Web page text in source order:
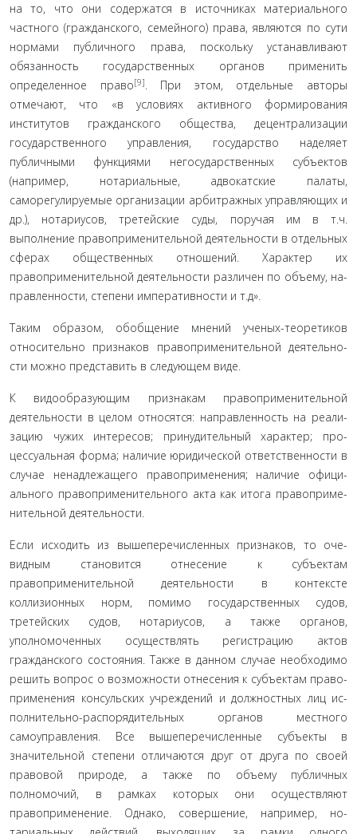
на то, что они содержатся в источниках материального
частного (гражданского, семейного) права, являются по сути
нормами пу­бличного права, поскольку устанавливают
обязанность государ­ственных органов применить
определенное право[9]. При этом, отдельные авторы
отмечают, что «в условиях активного форми­рования
институтов гражданского общества, децентрализации
государственного управления, государство наделяет
публичны­ми функциями негосударственных субъектов
(например, нота­риальные, адвокатские палаты,
саморегулируемые организации арбитражных управляющих и
др.), нотариусов, третейские суды, поручая им в т.ч.
выполнение правоприменительной деятель­ности в отдельных
сферах общественных отношений. Характер их
правоприменительной деятельности различен по объему, на­
правленности, степени императивности и т.д».
Таким образом, обобщение мнений ученых-теоретиков
относительно признаков правоприменительной деятельно­
сти можно представить в следующем виде.
К видообразующим признакам правоприменительной
деятельности в целом относятся: направленность на реали­
зацию чужих интересов; принудительный характер; про­
цессуальная форма; наличие юридической ответственности в
случае ненадлежащего правоприменения; наличие офици­
ального правоприменительного акта как итога правоприме­
нительной деятельности.
Если исходить из вышеперечисленных признаков, то оче­
видным становится отнесение к субъектам
правоприменитель­ной деятельности в контексте
коллизионных норм, помимо государственных судов,
третейских судов, нотариусов, а также органов,
уполномоченных осуществлять регистрацию актов
гражданского состояния. Также в данном случае необходимо
решить вопрос о возможности отнесения к субъектам право­
применения консульских учреждений и должностных лиц ис­
полнительно-распорядительных органов местного
самоуправле­ния. Все вышеперечисленные субъекты в
значительной степени отличаются друг от друга по своей
правовой природе, а также по объему публичных
полномочий, в рамках которых они осущест­вляют
правоприменение. Однако, совершение, например, но­